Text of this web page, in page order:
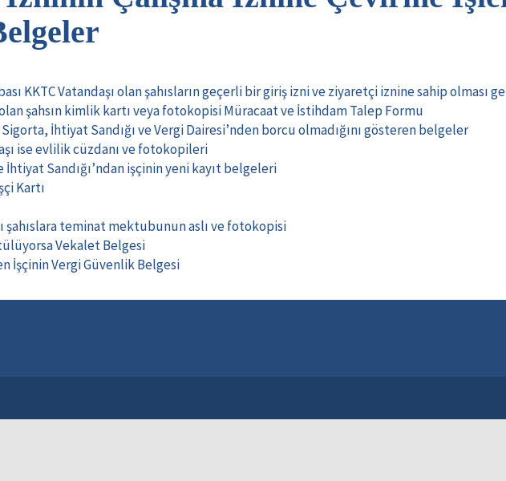
KKTC Vatandaşı olan şahısların geçerli bir giriş izni ve ziyaretçi iznine sahip olması
olan şahsın kimlik kartı veya fotokopisi Müracaat ve İstihdam Talep Formu
İhtiyat Sandığı ve Vergi Dairesi’nden borcu olmadığını gösteren belgeler
ise evlilik cüzdanı ve fotokopileri
İhtiyat Sandığı’ndan işçinin yeni kayıt belgeleri
Kartı
şahıslara teminat mektubunun aslı ve fotokopisi
Vekalet Belgesi
İşçinin Vergi Güvenlik Belgesi